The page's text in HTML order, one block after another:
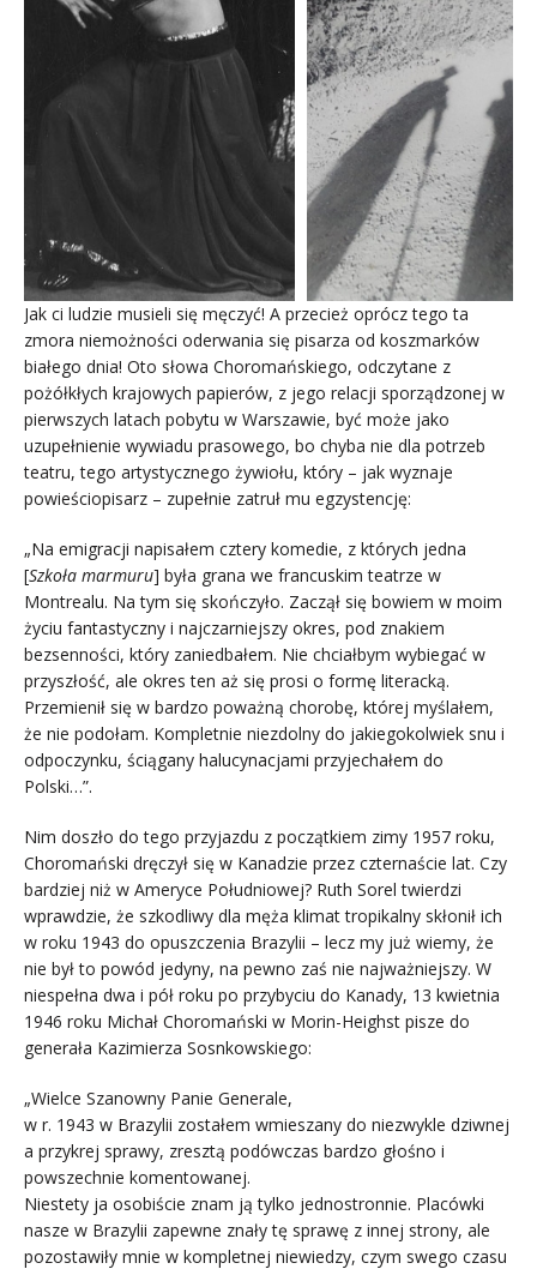
Jak ci ludzie musieli się męczyć! A przecież oprócz tego ta
zmora niemożności oderwania się pisarza od koszmarków
białego dnia! Oto słowa Choromańskiego, odczytane z
pożółkłych krajowych papierów, z jego relacji sporządzonej w
pierwszych latach pobytu w Warszawie, być może jako
uzupełnienie wywiadu prasowego, bo chyba nie dla potrzeb
teatru, tego artystycznego żywiołu, który – jak wyznaje
powieściopisarz – zupełnie zatruł mu egzystencję:
„Na emigracji napisałem cztery komedie, z których jedna
[Szkoła marmuru] była grana we francuskim teatrze w
Montrealu. Na tym się skończyło. Zaczął się bowiem w moim
życiu fantastyczny i najczarniejszy okres, pod znakiem
bezsenności, który zaniedbałem. Nie chciałbym wybiegać w
przyszłość, ale okres ten aż się prosi o formę literacką.
Przemienił się w bardzo poważną chorobę, której myślałem,
że nie podołam. Kompletnie niezdolny do jakiegokolwiek snu i
odpoczynku, ściągany halucynacjami przyjechałem do
Polski…”.
Nim doszło do tego przyjazdu z początkiem zimy 1957 roku,
Choromański dręczył się w Kanadzie przez czternaście lat. Czy
bardziej niż w Ameryce Południowej? Ruth Sorel twierdzi
wprawdzie, że szkodliwy dla męża klimat tropikalny skłonił ich
w roku 1943 do opuszczenia Brazylii – lecz my już wiemy, że
nie był to powód jedyny, na pewno zaś nie najważniejszy. W
niespełna dwa i pół roku po przybyciu do Kanady, 13 kwietnia
1946 roku Michał Choromański w Morin-Heighst pisze do
generała Kazimierza Sosnkowskiego:
„Wielce Szanowny Panie Generale,
w r. 1943 w Brazylii zostałem wmieszany do niezwykle dziwnej
a przykrej sprawy, zresztą podówczas bardzo głośno i
powszechnie komentowanej.
Niestety ja osobiście znam ją tylko jednostronnie. Placówki
nasze w Brazylii zapewne znały tę sprawę z innej strony, ale
pozostawiły mnie w kompletnej niewiedzy, czym swego czasu